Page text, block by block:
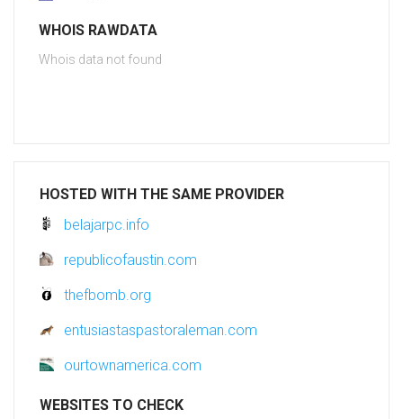
WHOIS RAWDATA
Whois data not found
HOSTED WITH THE SAME PROVIDER
belajarpc.info
republicofaustin.com
thefbomb.org
entusiastaspastoraleman.com
ourtownamerica.com
WEBSITES TO CHECK